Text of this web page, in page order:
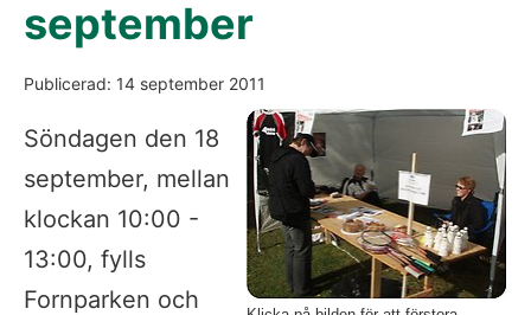
september
Publicerad: 14 september 2011
Söndagen den 18
september, mellan
klockan 10:00 -
13:00, fylls
Fornparken och